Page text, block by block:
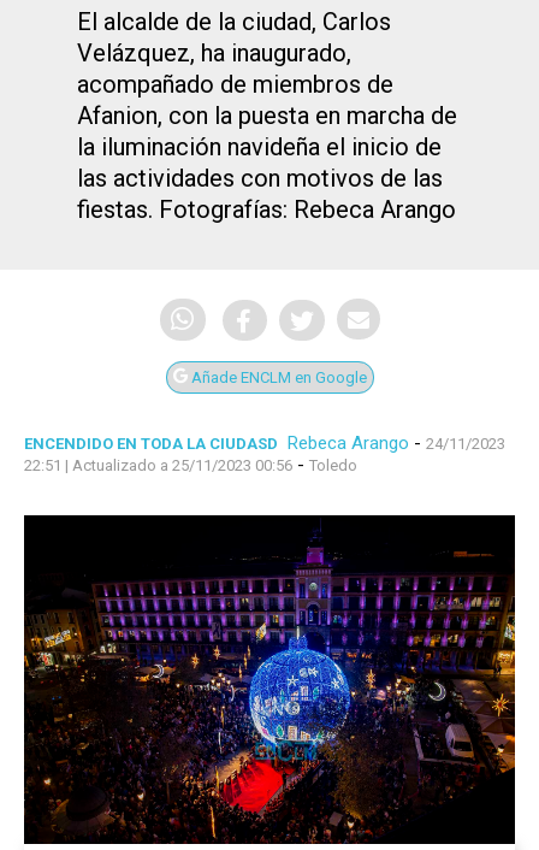
El alcalde de la ciudad, Carlos
Velázquez, ha inaugurado,
acompañado de miembros de
Afanion, con la puesta en marcha de
la iluminación navideña el inicio de
las actividades con motivos de las
fiestas. Fotografías: Rebeca Arango
Añade ENCLM en Google
ENCENDIDO EN TODA LA CIUDASD Rebeca Arango - 24/11/2023
22:51 | Actualizado a 25/11/2023 00:56 - Toledo